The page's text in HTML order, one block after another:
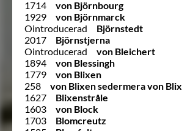
1714
von Björnbourg
1929
von Björnmarck
Ointroducerad
Björnstedt
2017
Björnstjerna
Ointroducerad
von Bleichert
1894
von Blessingh
1779
von Blixen
258
von Blixen sedermera von
1627
Blixenstråle
1603
von Block
1703
Blomcreutz